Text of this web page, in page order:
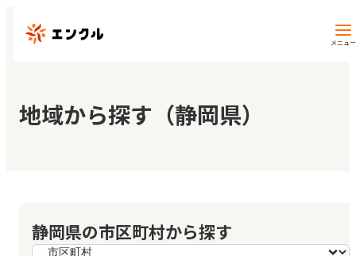
メニュー
保育園・幼稚園を探す
マイページ
地域から探す（静岡県）
静岡県の市区町村から探す